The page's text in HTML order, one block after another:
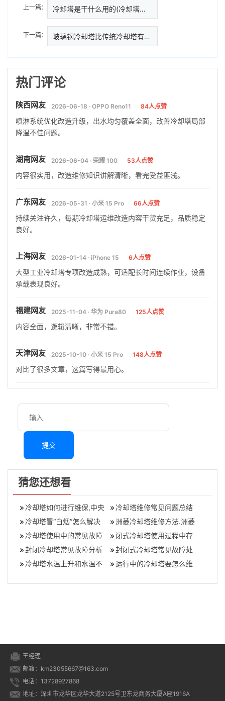
上一篇： 冷却塔是干什么用的(冷却塔的作…
下一篇： 玻璃钢冷却塔比传统冷却塔有什么
热门评论
陕西网友 2026-06-18 · OPPO Reno11 84人点赞
喷淋系统优化改造升级，出水均匀覆盖全面，改善冷却塔局部
降温不佳问题。
湖南网友 2026-06-04 · 荣耀 100 53人点赞
内容很实用，改造维修知识讲解清晰，看完受益匪浅。
广东网友 2026-05-31 · 小米 15 Pro 66人点赞
持续关注许久，每期冷却塔运维改造内容干货充足，品质稳定
良好。
上海网友 2026-01-14 · iPhone 15 6人点赞
大型工业冷却塔专项改造成熟，可适配长时间连续作业，设备
承载表现良好。
福建网友 2025-11-04 · 华为 Pura80 125人点赞
内容全面，逻辑清晰，非常不错。
天津网友 2025-10-10 · 小米 15 Pro 148人点赞
对比了很多文章，这篇写得最用心。
提交
猜您还想看
冷却塔如何进行维保,中央
空调冷却塔日常维护保养
项目
冷却塔维修常见问题总结
和施工措施
冷却塔冒“白烟”怎么解决
(如何解决冷却塔冬季冒白
雾问题)
洲菱冷却塔维修方法.洲菱
冷却塔常见故障有哪些
冷却塔使用中的常见故障
及维修方法
闭式冷却塔使用过程中存
在漏水问题如何解决？
封闭冷却塔常见故障分析
封闭式冷却塔常见故障处
理方法
冷却塔水温上升和水温不
运行中的冷却塔要怎么维
王经理
邮箱：km23055667@163.com
电话：13728927868
地址：深圳市龙华区龙华大道2125号卫东龙商务大厦A座1916A